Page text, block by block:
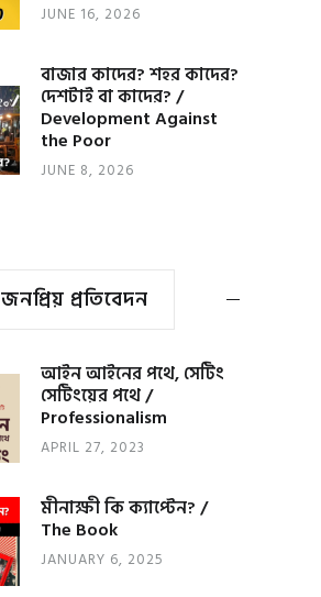
JUNE 16, 2026
বাজার কাদের? শহর কাদের?
দেশটাই বা কাদের? /
Development Against
the Poor
JUNE 8, 2026
জনপ্রিয় প্রতিবেদন
আইন আইনের পথে, সেটিং
সেটিংয়ের পথে /
Professionalism
APRIL 27, 2023
মীনাক্ষী কি ক্যাপ্টেন? /
The Book
JANUARY 6, 2025